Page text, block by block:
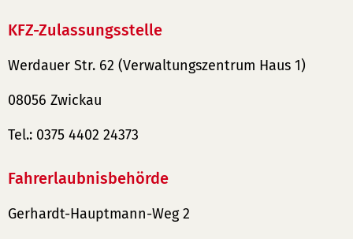
KFZ-Zulassungsstelle
Werdauer Str. 62 (Verwaltungszentrum Haus 1)
08056 Zwickau
Tel.: 0375 4402 24373
Fahrerlaubnisbehörde
Gerhardt-Hauptmann-Weg 2